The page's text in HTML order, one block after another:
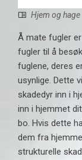
Hjem og hage
Å mate fugler
fugler til å
fuglene, deres
usynlige. Dette
skadedyr inn i
inn i hjemmet
bo. Hvis dette
dem fra
strukturelle